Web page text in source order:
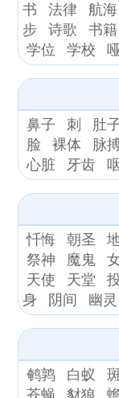
书
法律 航海
步
诗歌 书籍
学位
学校
鼻子 刺 肚
脸
裸体 脉
心脏
牙齿
忏悔 朝圣
祭神
魔鬼
天使
天堂
身
阴间 幽灵
鹌鹑 白蚁
苍蝇
豺狼